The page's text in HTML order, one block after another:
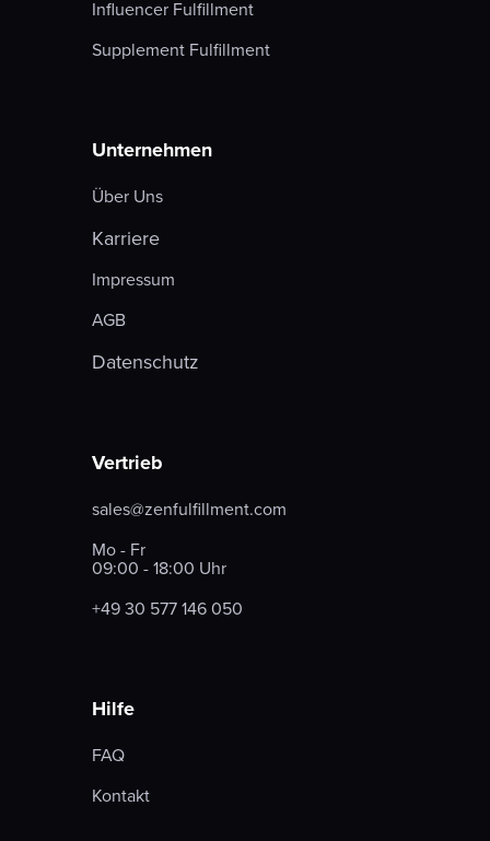
Influencer Fulfillment
Supplement Fulfillment
Unternehmen
Über Uns
Karriere
Impressum
AGB
Datenschutz
Vertrieb
sales@zenfulfillment.com
Mo - Fr
09:00 - 18:00 Uhr
+49 30 577 146 050
Hilfe
FAQ
Kontakt